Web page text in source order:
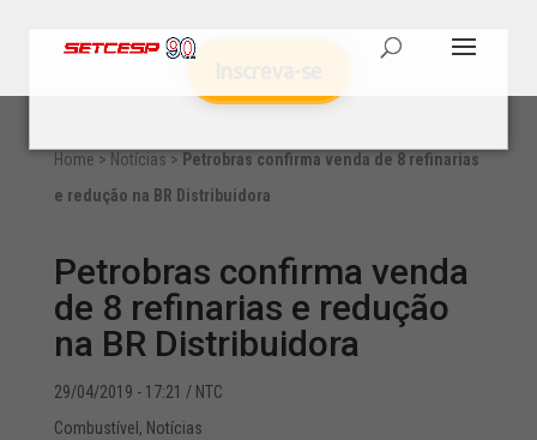
Home > Notícias > Petrobras confirma venda de 8 refinarias
e redução na BR Distribuidora
Petrobras confirma venda
de 8 refinarias e redução
na BR Distribuidora
29/04/2019 - 17:21 / NTC
Combustível , Notícias